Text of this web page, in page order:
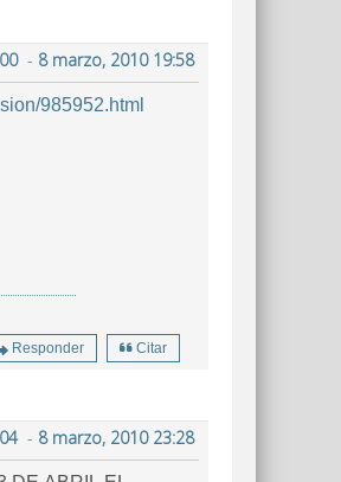
- 8 marzo, 2010 19:58
985952.html
Responder Citar
- 8 marzo, 2010 23:28